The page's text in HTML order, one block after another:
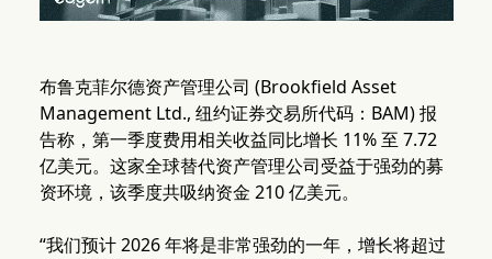
布鲁克菲尔德资产管理公司 (Brookfield Asset
Management Ltd., 纽约证券交易所代码：BAM) 报
告称，第一季度费用相关收益同比增长 11% 至 7.72
亿美元。这家全球替代资产管理公司受益于强劲的募
资环境，该季度共吸纳资金 210 亿美元。
“我们预计 2026 年将是非常强劲的一年，增长将超过